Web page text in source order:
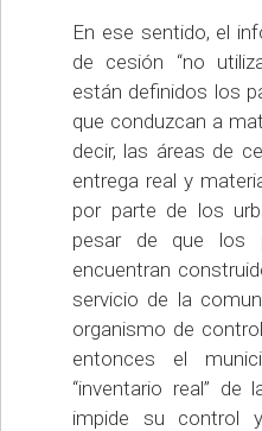
En ese sentido, el
de cesión “no
están definidos los
que conduzcan a
decir, las áreas de
entrega real y
por parte de los
pesar de que los
encuentran
servicio de la
organismo de
entonces el
“inventario real”
impide su control y